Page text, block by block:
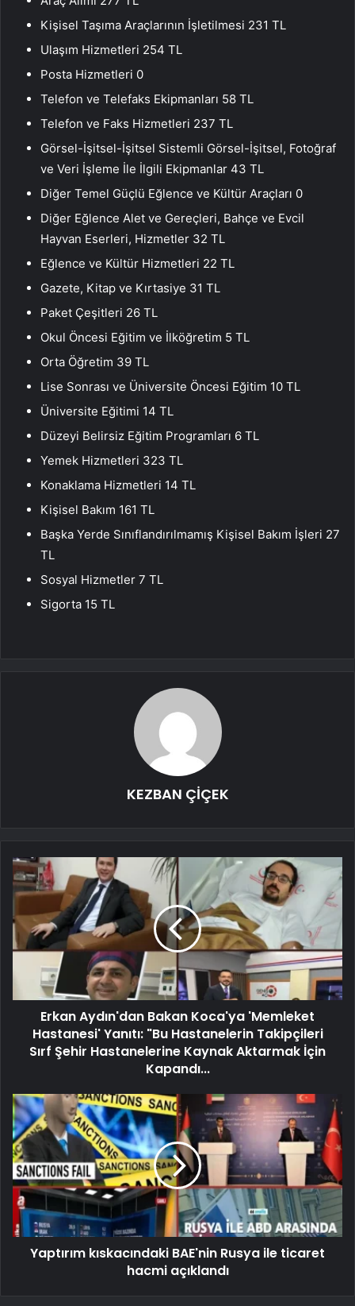
Kişisel Taşıma Araçlarının İşletilmesi 231 TL
Ulaşım Hizmetleri 254 TL
Posta Hizmetleri 0
Telefon ve Telefaks Ekipmanları 58 TL
Telefon ve Faks Hizmetleri 237 TL
Görsel-İşitsel-İşitsel Sistemli Görsel-İşitsel, Fotoğraf
ve Veri İşleme İle İlgili Ekipmanlar 43 TL
Diğer Temel Güçlü Eğlence ve Kültür Araçları 0
Diğer Eğlence Alet ve Gereçleri, Bahçe ve Evcil
Hayvan Eserleri, Hizmetler 32 TL
Eğlence ve Kültür Hizmetleri 22 TL
Gazete, Kitap ve Kırtasiye 31 TL
Paket Çeşitleri 26 TL
Okul Öncesi Eğitim ve İlköğretim 5 TL
Orta Öğretim 39 TL
Lise Sonrası ve Üniversite Öncesi Eğitim 10 TL
Üniversite Eğitimi 14 TL
Düzeyi Belirsiz Eğitim Programları 6 TL
Yemek Hizmetleri 323 TL
Konaklama Hizmetleri 14 TL
Kişisel Bakım 161 TL
Başka Yerde Sınıflandırılmamış Kişisel Bakım İşleri 27
TL
Sosyal Hizmetler 7 TL
Sigorta 15 TL
KEZBAN ÇİÇEK
Erkan Aydın'dan Bakan Koca'ya 'Memleket
Hastanesi' Yanıtı: "Bu Hastanelerin Takipçileri
Sırf Şehir Hastanelerine Kaynak Aktarmak İçin
Kapandı...
Yaptırım kıskacındaki BAE'nin Rusya ile ticaret
hacmi açıklandı